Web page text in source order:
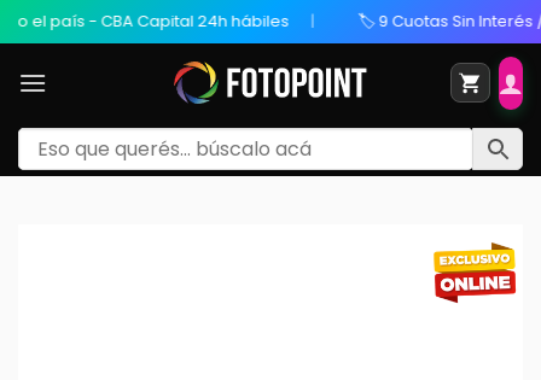
país - CBA Capital 24h hábiles 🏷️ 9 Cuotas Sin Interés /